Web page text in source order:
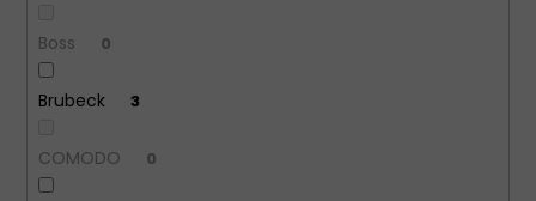
Boss 0
Brubeck 3
COMODO 0